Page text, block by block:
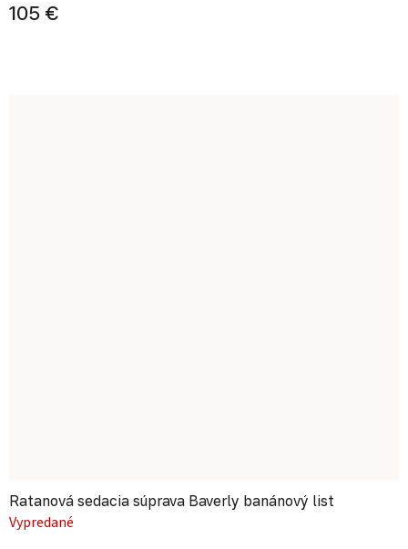
105 €
Ratanová sedacia súprava Baverly banánový list
Vypredané